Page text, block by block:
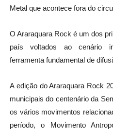
Metal que acontece fora do
O Araraquara Rock é um dos
país voltados ao cenário
ferramenta fundamental de
A edição do Araraquara Rock
municipais do centenário da
os vários movimentos
período, o Movimento